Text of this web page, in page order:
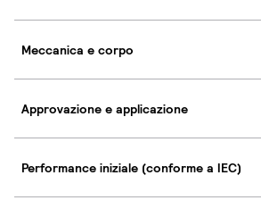
Meccanica e corpo
Approvazione e applicazione
Performance iniziale (conforme a IEC)